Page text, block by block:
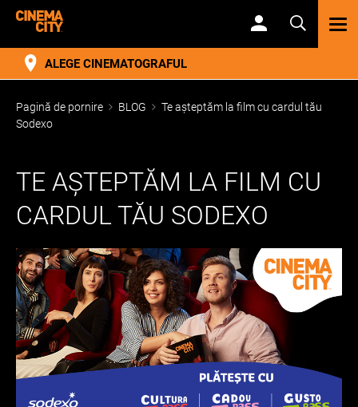
ALEGE CINEMATOGRAFUL
Pagină de pornire BLOG
Te așteptăm la film cu cardul tău
Sodexo
TE AȘTEPTĂM LA FILM CU
CARDUL TĂU SODEXO